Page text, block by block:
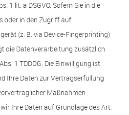
1 lit. a DSGVO. Sofern Sie in die
oder in den Zugriff auf
(z. B. via Device-Fingerprinting)
die Datenverarbeitung zusätzlich
1 TDDDG. Die Einwilligung ist
Ihre Daten zur Vertragserfüllung
Maßnahmen
Ihre Daten auf Grundlage des Art.